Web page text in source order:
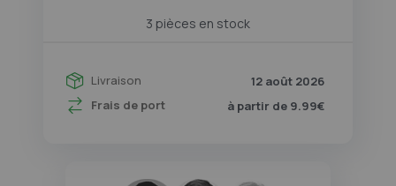
3 pièces en stock
Livraison
12 août 2026
Frais de port
à partir de 9.99€